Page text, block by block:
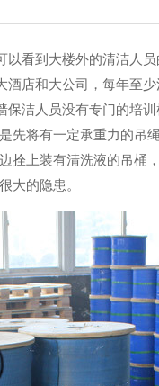
看到大楼外的清洁人
店和大公司，每年至少
洁人员没有专门的培
先将有一定承重力的吊绳
拴上装有清洗液的吊桶
大的隐患。